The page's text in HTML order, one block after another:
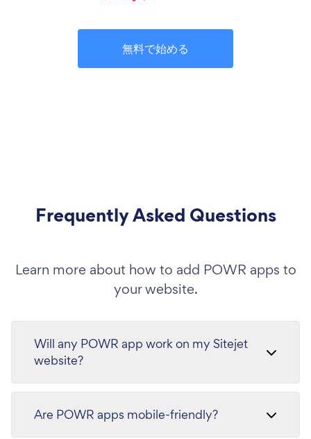
無料で始める
Frequently Asked Questions
Learn more about how to add POWR apps to
your website.
Will any POWR app work on my Sitejet
website?
Are POWR apps mobile-friendly?